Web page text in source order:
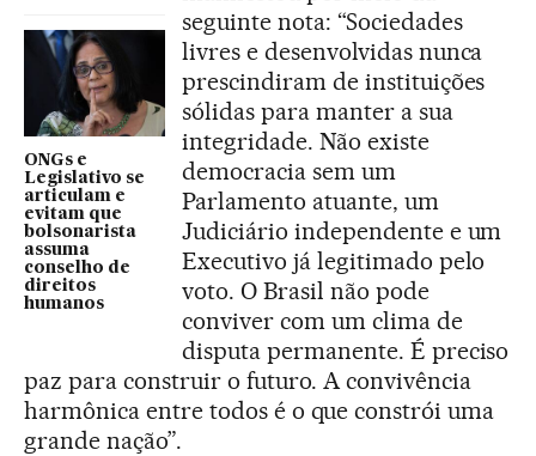
ONGs e
Legislativo se
articulam e
evitam que
bolsonarista
assuma
conselho de
direitos
humanos
seguinte nota: “Sociedades
livres e desenvolvidas nunca
prescindiram de instituições
sólidas para manter a sua
integridade. Não existe
democracia sem um
Parlamento atuante, um
Judiciário independente e um
Executivo já legitimado pelo
voto. O Brasil não pode
conviver com um clima de
disputa permanente. É preciso
paz para construir o futuro. A convivência
harmônica entre todos é o que constrói uma
grande nação”.